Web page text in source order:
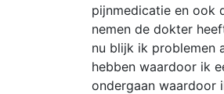
pijnmedicatie en ook
nemen de dokter
nu blijk ik problemen
hebben waardoor ik
ondergaan waardoor